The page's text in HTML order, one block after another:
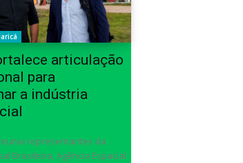
articulação
para
a indústria
representantes da
Brasileira, Agência Espacial